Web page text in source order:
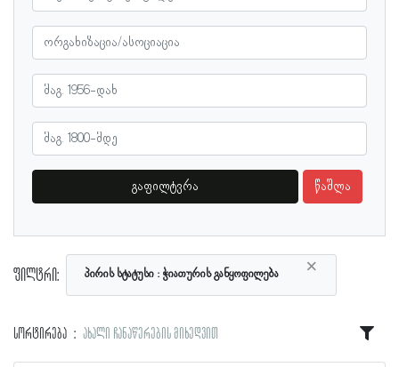
გაფილტვრა წაშლა
ფილტრი: ×
პირის სტატუსი ჭიათურის განყოფილება
სორტირება ახალი ჩანაწერების მიხედვით